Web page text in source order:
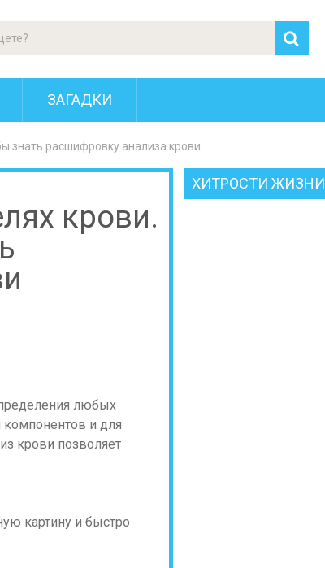
ЗАГАДКИ
знать расшифровку анализа крови
крови.
любых
компонентов и для
крови позволяет
картину и быстро
ХИТРОСТИ ЖИЗНИ